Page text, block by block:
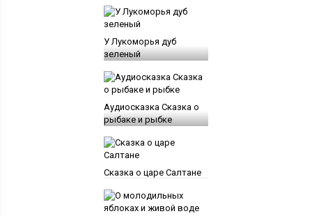
У Лукоморья дуб
зеленый
Аудиосказка Сказка о
рыбаке и рыбке
Сказка о царе Салтане